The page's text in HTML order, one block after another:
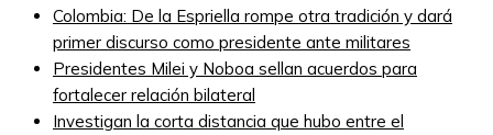
Colombia: De la Espriella rompe otra tradición y dará
primer discurso como presidente ante militares
Presidentes Milei y Noboa sellan acuerdos para
fortalecer relación bilateral
Investigan la corta distancia que hubo entre el